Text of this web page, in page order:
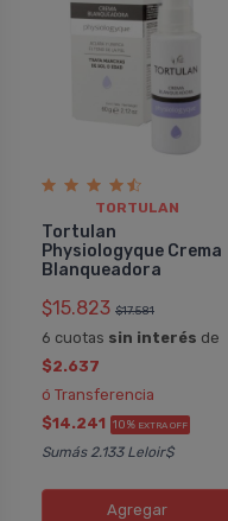
TORTULAN
Tortulan
Physiologyque Crema
Blanqueadora
$15.823 $17.581
6 cuotas sin interés de
$2.637
ó Transferencia
$14.241 10% EXTRA OFF
Sumás 2.133 Leloir$
Agregar